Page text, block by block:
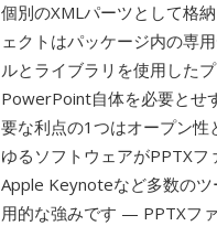
個別のXMLパーツとして格
ェクトはパッケージ内の専
ルとライブラリを使用した
PowerPoint自体を必要とせ
要な利点の1つはオープン性
ゆるソフトウェアがPPTX
Apple Keynoteなど多数の
用的な強みです — PPTXフ